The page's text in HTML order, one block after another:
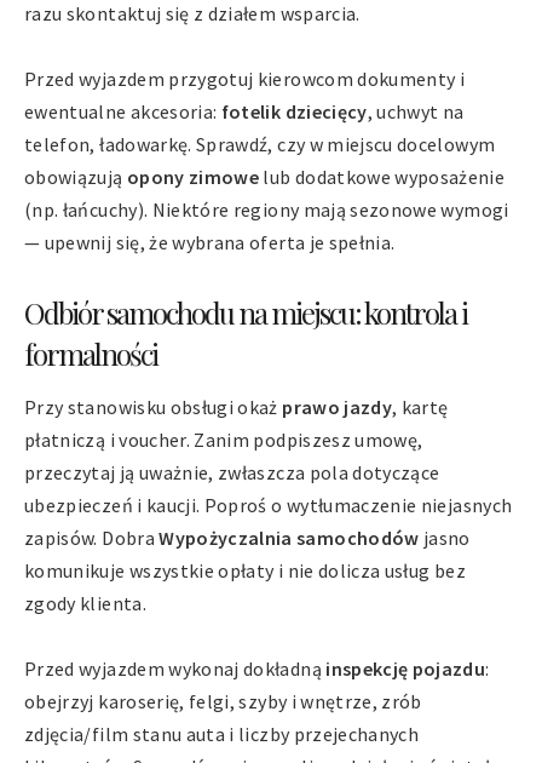
razu skontaktuj się z działem wsparcia.
Przed wyjazdem przygotuj kierowcom dokumenty i
ewentualne akcesoria: fotelik dziecięcy, uchwyt na
telefon, ładowarkę. Sprawdź, czy w miejscu docelowym
obowiązują opony zimowe lub dodatkowe wyposażenie
(np. łańcuchy). Niektóre regiony mają sezonowe wymogi
— upewnij się, że wybrana oferta je spełnia.
Odbiór samochodu na miejscu: kontrola i
formalności
Przy stanowisku obsługi okaż prawo jazdy, kartę
płatniczą i voucher. Zanim podpiszesz umowę,
przeczytaj ją uważnie, zwłaszcza pola dotyczące
ubezpieczeń i kaucji. Poproś o wytłumaczenie niejasnych
zapisów. DobraWypożyczalnia samochodów jasno
komunikuje wszystkie opłaty i nie dolicza usług bez
zgody klienta.
Przed wyjazdem wykonaj dokładną inspekcję pojazdu:
obejrzyj karoserię, felgi, szyby i wnętrze, zrób
zdjęcia/film stanu auta i liczby przejechanych